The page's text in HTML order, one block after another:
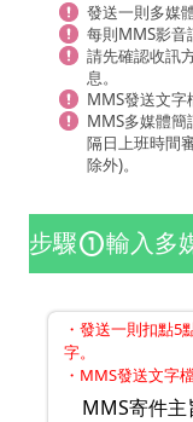
發送一則多媒
每則MMS影音
請先確認收訊
息。
MMS發送文字
MMS多媒體
隔日上班時間
除外)。
步驟counter_1輸入多
・發送一則扣點5
字。
・MMS發送文字
MMS寄件主